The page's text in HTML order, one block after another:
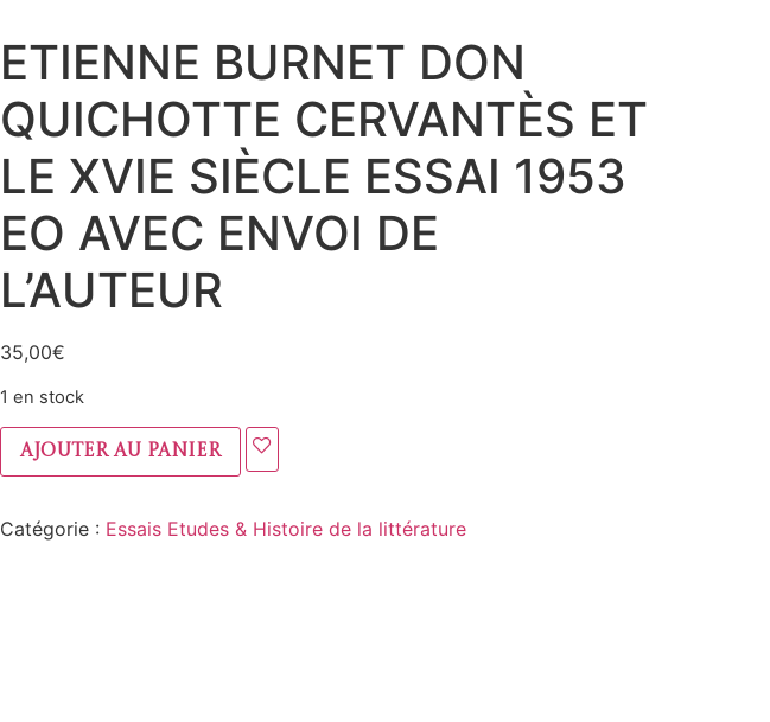
ETIENNE BURNET DON
QUICHOTTE CERVANTÈS ET
LE XVIE SIÈCLE ESSAI 1953
EO AVEC ENVOI DE
L’AUTEUR
35,00€
1 en stock
Ajouter au panier
Catégorie : Essais Etudes & Histoire de la littérature